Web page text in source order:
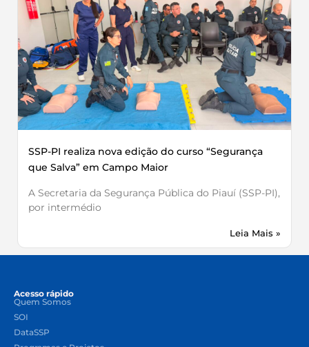
SSP-PI realiza nova edição do curso “Segurança
que Salva” em Campo Maior
A Secretaria da Segurança Pública do Piauí (SSP-PI),
por intermédio
Leia Mais »
Acesso rápido
Quem Somos
SOI
DataSSP